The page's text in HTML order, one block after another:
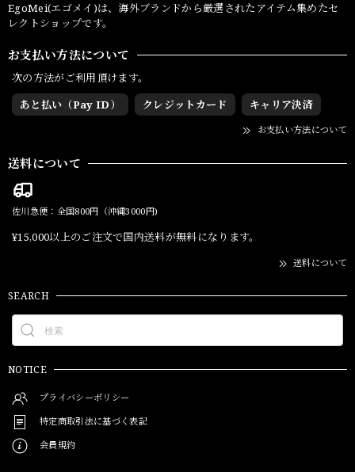
EgoMei(エゴメイ)は、海外ブランドから厳選されたアイテム集めたセ
レクトショップです。
お支払い方法について
次の方法がご利用頂けます。
あと払い（Pay ID）
クレジットカード キャリア決済
お支払い方法について
送料について
佐川急便：全国800円（沖縄3000円)
¥15,000以上のご注文で国内送料が無料になります。
送料について
SEARCH
NOTICE
プライバシーポリシー
特定商取引法に基づく表記
会員規約